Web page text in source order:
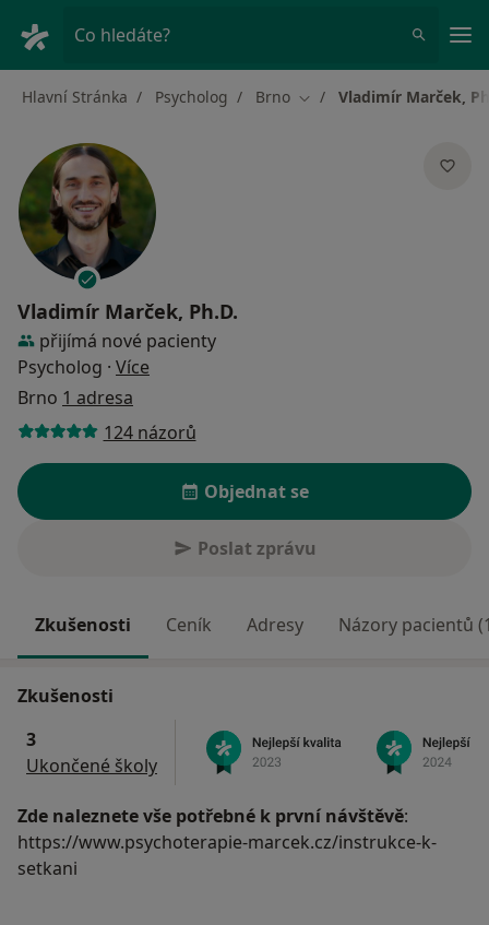
Co hledáte?
Hlavní Stránka Psycholog Brno Změna města
Vladimír Marček,
Vladimír Marček, Ph.D.
přijímá nové pacienty
Psycholog · Více
Brno 1 adresa
124 názorů
Objednat se
Poslat zprávu
Zkušenosti Ceník Adresy Názory pacientů
Zkušenosti
3
Ukončené školy
Zde naleznete vše potřebné k první návštěvě:
https://www.psychoterapie-marcek.cz/instrukce-k-
setkani